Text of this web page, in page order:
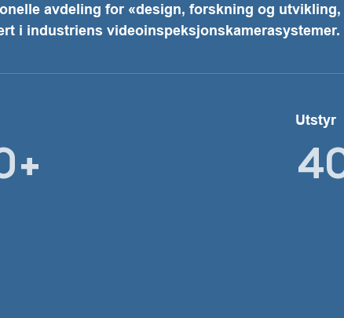
avdeling for «design, forskning og
i industriens videoinspeksjonskamerasystemer.
Utstyr